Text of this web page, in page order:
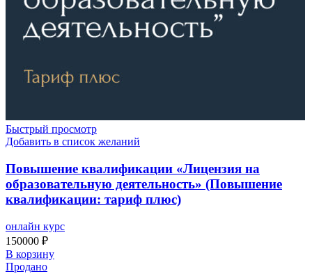
Быстрый просмотр
Добавить в список желаний
Повышение квалификации «Лицензия на
образовательную деятельность» (Повышение
квалификации: тариф плюс)
онлайн курс
150000 ₽
В корзину
Продано